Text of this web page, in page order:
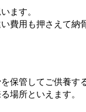
ます。
費用も押さえて納
保管してご供養す
場所といえます。